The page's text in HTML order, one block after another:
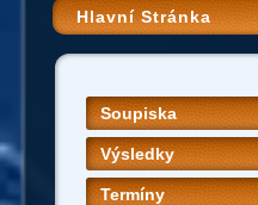
Hlavní Stránka
Soupiska
Výsledky
Termíny